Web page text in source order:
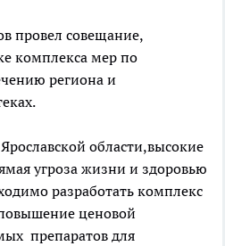
провел совещание,
комплекса мер по
региона и
области,высокие
угроза жизни и здоровью
разработать комплекс
ценовой
препаратов для